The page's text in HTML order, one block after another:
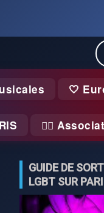
🤍
🏃‍♂️
GUIDE DE
LGBT SUR